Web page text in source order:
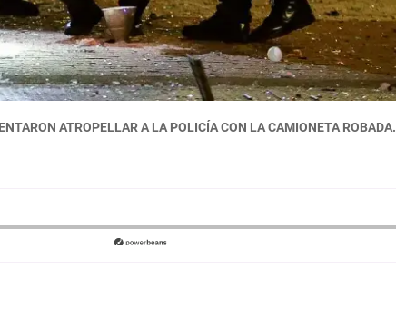
ATROPELLAR A LA POLICÍA CON LA CAMIONETA ROBADA.